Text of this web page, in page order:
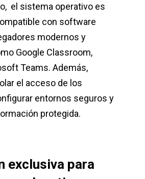
el sistema operativo es
con software
modernos y
Google Classroom,
Teams. Además,
el acceso de los
entornos seguros y
protegida.
exclusiva para